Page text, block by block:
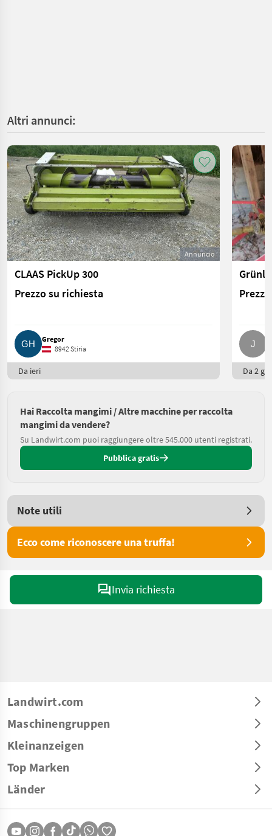
Altri annunci:
Annuncio
CLAAS PickUp 300
Prezzo su richiesta
Gregor
8942 Stiria
Da ieri Da 2
Hai Raccolta mangimi / Altre macchine per raccolta
mangimi da vendere?
Su Landwirt.com puoi raggiungere oltre 545.000 utenti registrati.
Pubblica gratis
Note utili
Ecco come riconoscere una truffa!
Invia richiesta
Landwirt.com
Maschinengruppen
Kleinanzeigen
Top Marken
Länder